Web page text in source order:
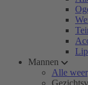
Mannen
Alle